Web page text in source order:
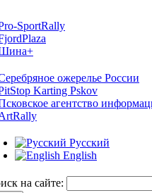
Русский
English
на сайте: